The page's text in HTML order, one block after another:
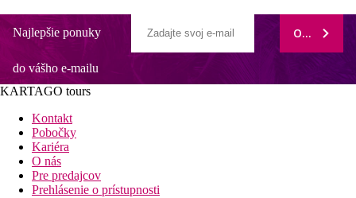
Najlepšie ponuky
do vášho e-mailu
ODOBERAŤ
KARTAGO tours
Kontakt
Pobočky
Kariéra
O nás
Pre predajcov
Prehlásenie o prístupnosti